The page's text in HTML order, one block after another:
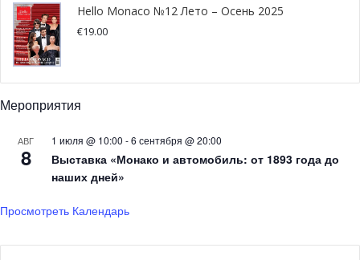
Hello Monaco №12 Лето – Осень 2025
€19.00
Мероприятия
АВГ
8
1 июля @ 10:00 -6 сентября @ 20:00
Выставка «Монако и автомобиль: от 1893 года до
наших дней»
Просмотреть Календарь